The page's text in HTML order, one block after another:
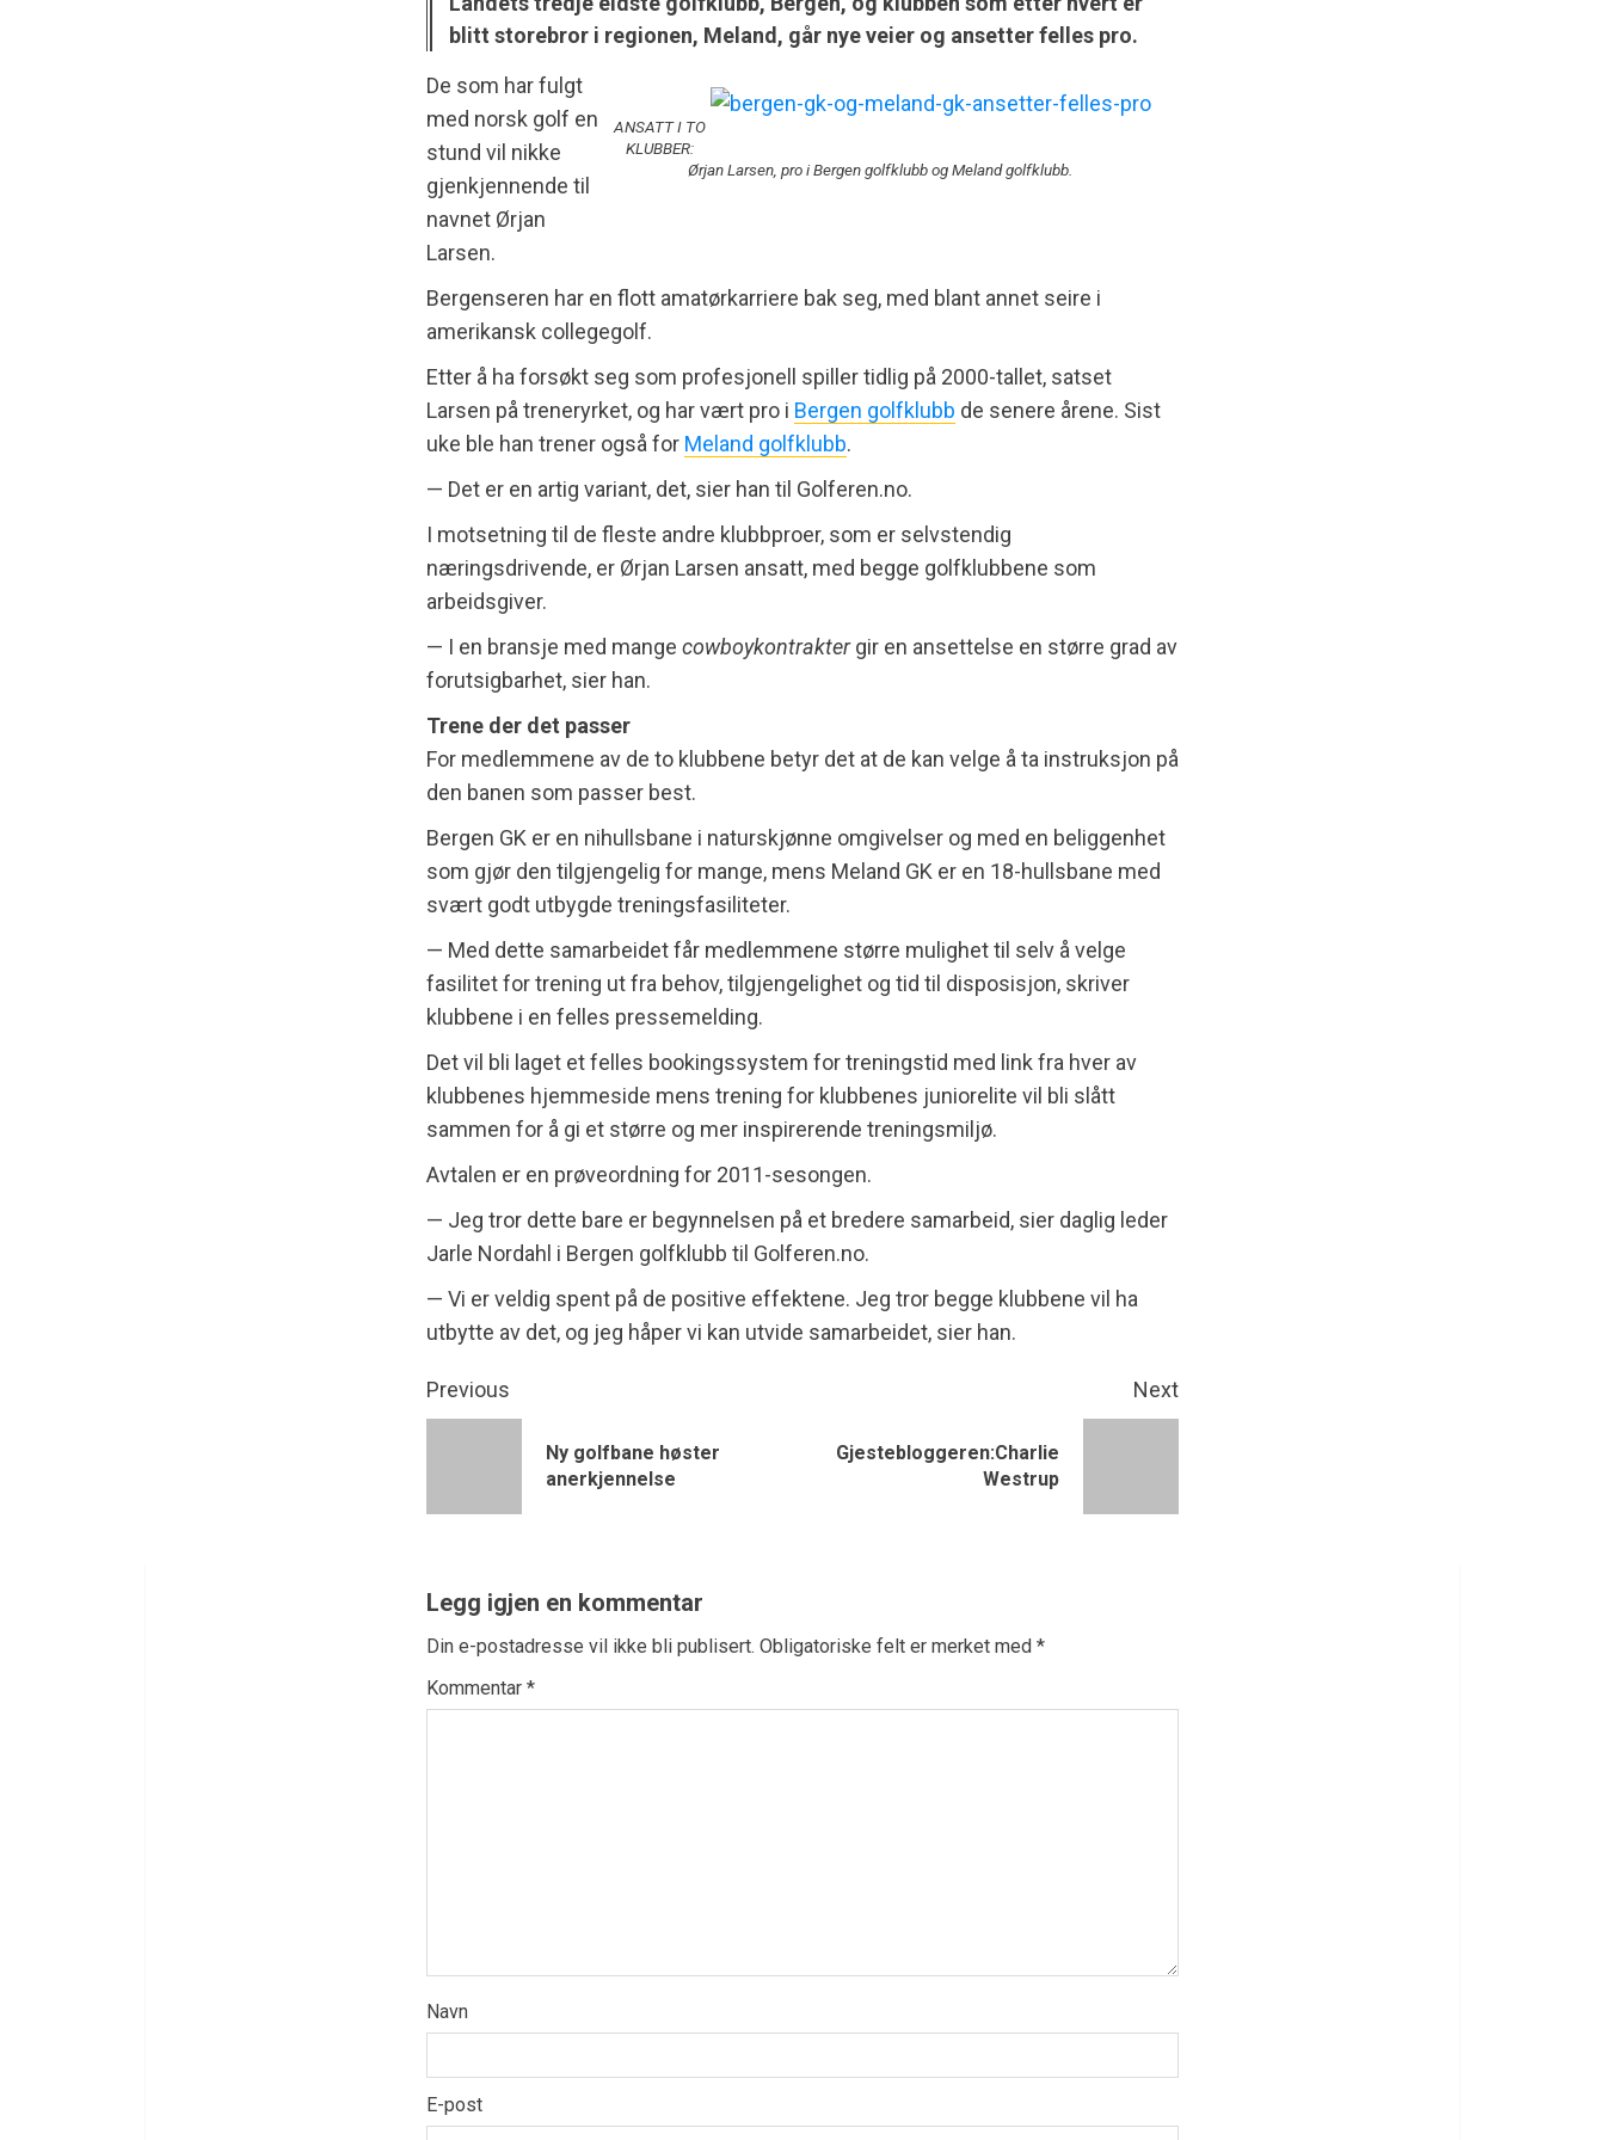
blitt storebror i regionen, Meland, går nye veier og ansetter felles pro.
ANSATT I TO
KLUBBER:
Ørjan Larsen, pro i Bergen golfklubb og Meland golfklubb.
De som har fulgt
med norsk golf en
stund vil nikke
gjenkjennende til
navnet Ørjan
Larsen.
Bergenseren har en flott amatørkarriere bak seg, med blant annet seire i
amerikansk collegegolf.
Etter å ha forsøkt seg som profesjonell spiller tidlig på 2000-tallet, satset
Larsen på treneryrket, og har vært pro i Bergen golfklubb de senere årene. Sist
uke ble han trener også for Meland golfklubb.
— Det er en artig variant, det, sier han til Golferen.no.
I motsetning til de fleste andre klubbproer, som er selvstendig
næringsdrivende, er Ørjan Larsen ansatt, med begge golfklubbene som
arbeidsgiver.
— I en bransje med mange cowboykontraktergir en ansettelse en større grad av
forutsigbarhet, sier han.
Trene der det passer
For medlemmene av de to klubbene betyr det at de kan velge å ta instruksjon på
den banen som passer best.
Bergen GK er en nihullsbane i naturskjønne omgivelser og med en beliggenhet
som gjør den tilgjengelig for mange, mens Meland GK er en 18-hullsbane med
svært godt utbygde treningsfasiliteter.
— Med dette samarbeidet får medlemmene større mulighet til selv å velge
fasilitet for trening ut fra behov, tilgjengelighet og tid til disposisjon, skriver
klubbene i en felles pressemelding.
Det vil bli laget et felles bookingssystem for treningstid med link fra hver av
klubbenes hjemmeside mens trening for klubbenes juniorelite vil bli slått
sammen for å gi et større og mer inspirerende treningsmiljø.
Avtalen er en prøveordning for 2011-sesongen.
— Jeg tror dette bare er begynnelsen på et bredere samarbeid, sier daglig leder
Jarle Nordahl i Bergen golfklubb til Golferen.no.
— Vi er veldig spent på de positive effektene. Jeg tror begge klubbene vil ha
utbytte av det, og jeg håper vi kan utvide samarbeidet, sier han.
Previous
Ny golfbane høster
anerkjennelse
Next
Gjestebloggeren:Charlie
Westrup
Legg igjen en kommentar
Din e-postadresse vil ikke bli publisert. Obligatoriske felt er merket med *
Kommentar *
Navn
E-post